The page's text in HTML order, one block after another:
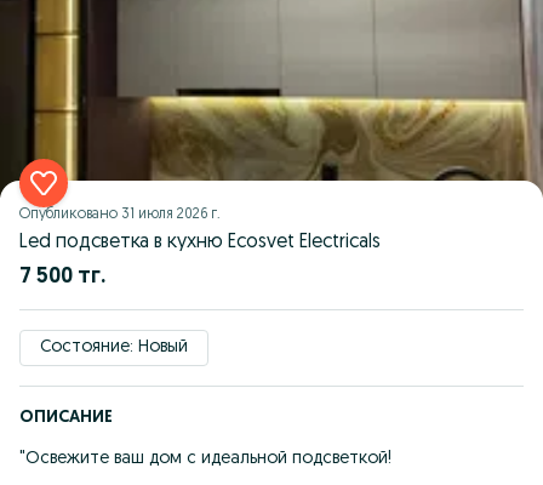
Опубликовано 31 июля 2026 г.
Led подсветка в кухню Ecosvet Electricals
7 500 тг.
Состояние: Новый
ОПИСАНИЕ
"Освежите ваш дом с идеальной подсветкой!